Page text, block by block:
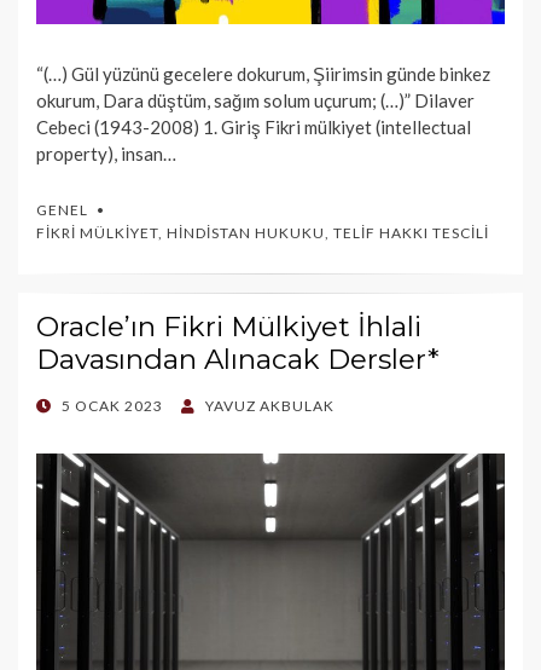
“(…) Gül yüzünü gecelere dokurum, Şiirimsin günde binkez
okurum, Dara düştüm, sağım solum uçurum; (…)” Dilaver
Cebeci (1943-2008) 1. Giriş Fikri mülkiyet (intellectual
property), insan…
GENEL
FIKRI MÜLKIYET HINDISTAN HUKUKU TELIF HAKKI TESCILI
Oracle’ın Fikri Mülkiyet İhlali
Davasından Alınacak Dersler*
POSTED
5 OCAK 2023 YAVUZ AKBULAK